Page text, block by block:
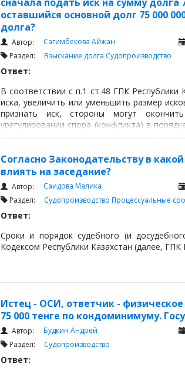
оставшийся основной долг 75 000
долга?
Автор: Сагимбекова Айжан
Раздел: Взыскание долга Судопроизводство
Ответ:
В соответствии с п.1 ст.48 ГПК Республики
иска, увеличить или уменьшить размер
признать иск, стороны могут
урегулировании спора (конфликта) в
порядке партисипативной процедуры по
Согласно Законодательству в
влиять на заседание?
Автор: Саидова Малика
Раздел: Судопроизводство Процессуальные
Ответ:
Сроки и порядок судебного (и
Кодексом Республики Казахстан (далее, ГПК
Истец - ОСИ, ответчик -
75 000 тенге по кондоминимуму.
Автор: Будкин Андрей
Раздел: Судопроизводство
Ответ: